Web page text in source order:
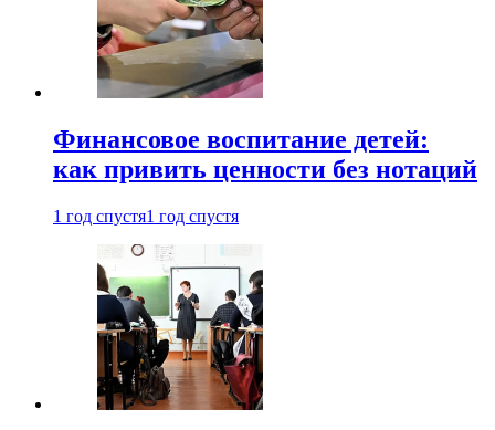
Финансовое воспитание детей:
как привить ценности без нотаций
1 год спустя1 год спустя